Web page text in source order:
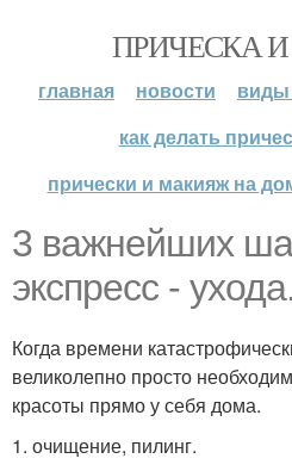
ПРИЧЕСКА
главная новости
виды
как делать
прически и макияж на
3 важнейших
экспресс - ухода.
Когда времени
великолепно просто
красоты прямо у себя дома.
1. очищение, пилинг.